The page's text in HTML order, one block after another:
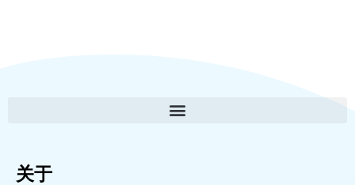
关于